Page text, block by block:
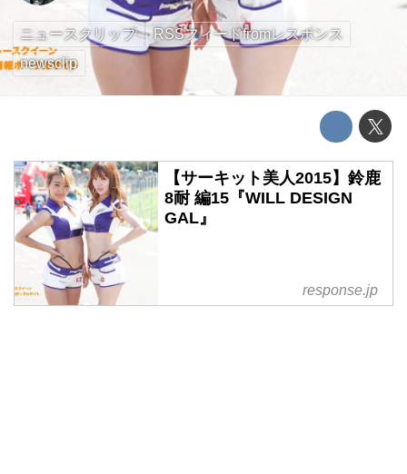
ニュースクリップ
RSSフィードfromレスポンス
newsclip
【サーキット美人2015】鈴鹿
8耐 編15『WILL DESIGN
GAL』
response.jp